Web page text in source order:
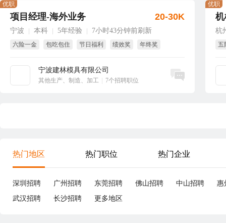
项目经理-海外业务
宁波 本科 5年经验 7小时43分钟前刷新
六险一金 包吃包住 节日福利 绩效奖
年终奖
宁波建林模具有限公司
其他生产、制造、加工 7个招聘职位
优职
20-30K
立即沟通
杭
五
优职
热门地区 热门职位 热门企业
深圳招聘 广州招聘 东莞招聘 佛山招聘 中山招聘
惠
武汉招聘
长沙招聘 更多地区